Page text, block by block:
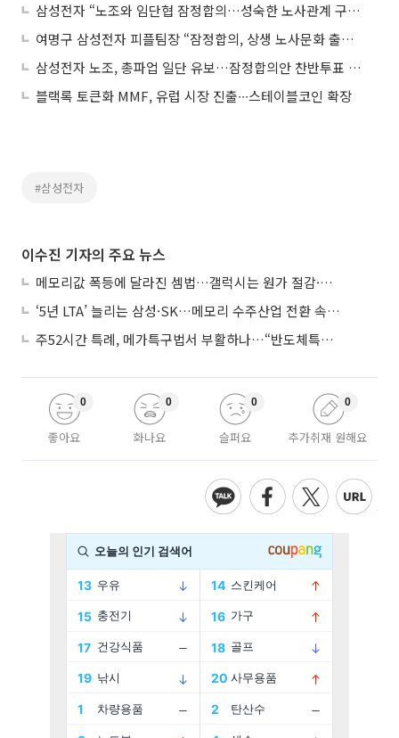
삼성전자 “노조와 임단협 잠정합의…성숙한 노사관계 구축할 것”
여명구 삼성전자 피플팀장 “잠정합의, 상생 노사문화 출발점 되길…합의사항 성실 이행”
삼성전자 노조, 총파업 일단 유보…잠정합의안 찬반투표 돌입
블랙록 토큰화 MMF, 유럽 시장 진출∙∙∙스테이블코인 확장
#삼성전자
이수진 기자의 주요 뉴스
메모리값 폭등에 달라진 셈법…갤럭시는 원가 절감·아이폰은 서비스 확대
‘5년 LTA’ 늘리는 삼성·SK…메모리 수주산업 전환 속 다른 셈법
주52시간 특례, 메가특구법서 부활하나…“반도체특별법 담겨야”
좋아요
0
화나요
0
슬퍼요
0
추가취재 원해요
0